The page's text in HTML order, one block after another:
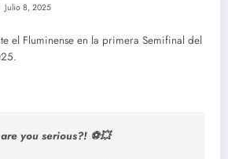
Julio 8, 2025
el Fluminense en la primera Semifinal del
are you serious?! ⚽💥